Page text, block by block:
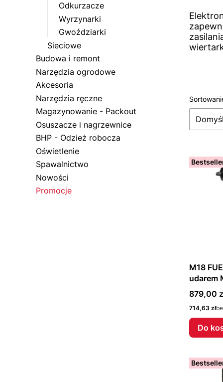
Odkurzacze
Wyrzynarki
Gwoździarki
Sieciowe
Budowa i remont
Narzędzia ogrodowe
Akcesoria
Narzędzia ręczne
Magazynowanie - Packout
Osuszacze i nagrzewnice
BHP - Odzież robocza
Oświetlenie
Spawalnictwo
Nowości
Promocje
Lista
M18
udarem
Cena
879,00
Cena
714,63 zł
Do